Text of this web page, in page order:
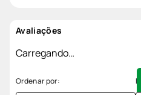
Avaliações
Carregando…